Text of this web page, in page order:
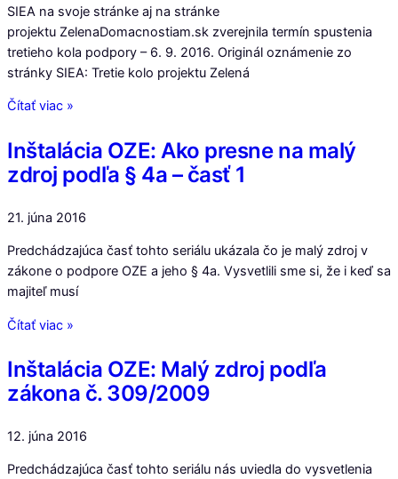
SIEA na svoje stránke aj na stránke
projektu ZelenaDomacnostiam.sk zverejnila termín spustenia
tretieho kola podpory – 6. 9. 2016. Originál oznámenie zo
stránky SIEA: Tretie kolo projektu Zelená
Čítať viac »
Inštalácia OZE: Ako presne na malý
zdroj podľa § 4a – časť 1
21. júna 2016
Predchádzajúca časť tohto seriálu ukázala čo je malý zdroj v
zákone o podpore OZE a jeho § 4a. Vysvetlili sme si, že i keď sa
majiteľ musí
Čítať viac »
Inštalácia OZE: Malý zdroj podľa
zákona č. 309/2009
12. júna 2016
Predchádzajúca časť tohto seriálu nás uviedla do vysvetlenia